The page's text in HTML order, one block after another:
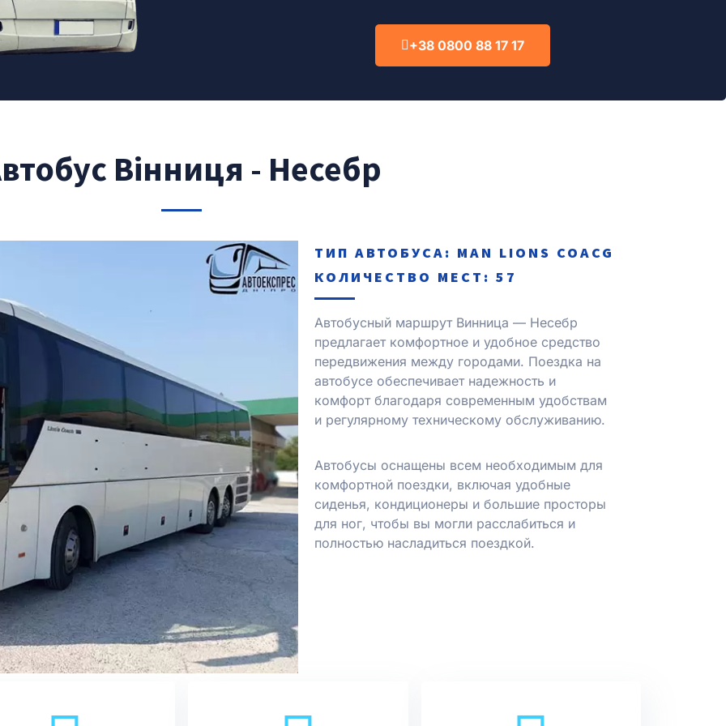
+38 0800 88 17 17
Вінниця - Несебр
ТИП АВТОБУСА: MAN LIONS COACG
КОЛИЧЕСТВО МЕСТ: 57
Автобусный маршрут Винница — Несебр
предлагает комфортное и удобное средство
передвижения между городами. Поездка на
автобусе обеспечивает надежность и
комфорт благодаря современным удобствам
и регулярному техническому обслуживанию.
Автобусы оснащены всем необходимым для
комфортной поездки, включая удобные
сиденья, кондиционеры и большие просторы
для ног, чтобы вы могли расслабиться и
полностью насладиться поездкой.